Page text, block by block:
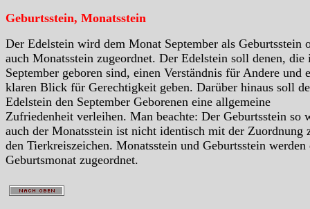
Geburtsstein, Monatsstein
Der Edelstein wird dem Monat September als Geburtsstein
auch Monatsstein zugeordnet. Der Edelstein soll denen, die
September geboren sind, einen Verständnis für Andere und
klaren Blick für Gerechtigkeit geben. Darüber hinaus soll
Edelstein den September Geborenen eine allgemeine
Zufriedenheit verleihen. Man beachte: Der Geburtsstein so
auch der Monatsstein ist nicht identisch mit der Zuordnung
den Tierkreiszeichen. Monatsstein und Geburtsstein werden
Geburtsmonat zugeordnet.